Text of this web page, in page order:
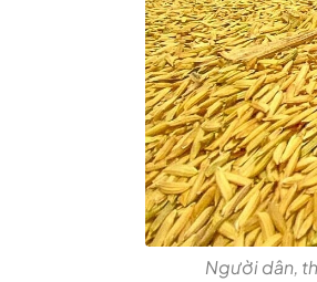
Người dân,